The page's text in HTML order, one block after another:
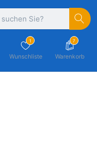
1
Wunschliste
7
Warenkorb